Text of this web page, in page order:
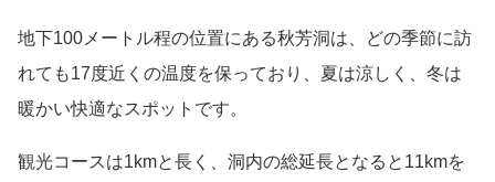
地下100メートル程の位置にある秋芳洞は、どの季節に訪
れても17度近くの温度を保っており、夏は涼しく、冬は
暖かい快適なスポットです。
観光コースは1kmと長く、洞内の総延長となると11kmを